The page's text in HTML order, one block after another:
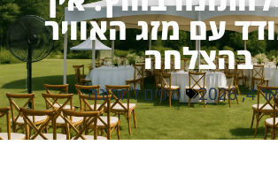
עם מזג האוויר
בהצלחה
2026 טיפים לחתונה